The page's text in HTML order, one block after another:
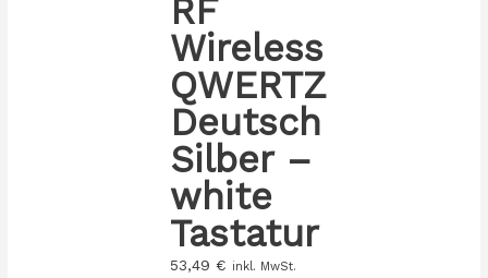
RF
Wireless
QWERTZ
Deutsch
Silber –
white
Tastatur
53,49 € inkl. MwSt.